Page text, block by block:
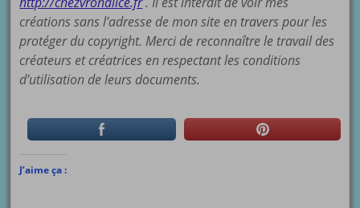
créations sans l’adresse de mon site en travers pour les
protéger du copyright. Merci de reconnaître le travail des
créateurs et créatrices en respectant les conditions
d’utilisation de leurs documents.
J’aime ça :